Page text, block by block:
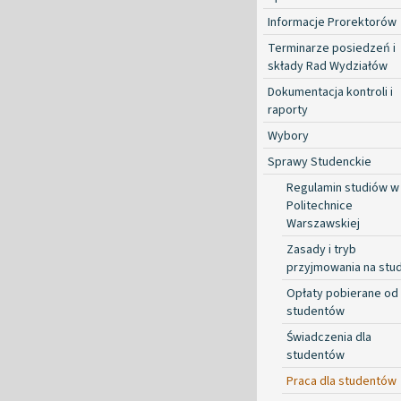
Informacje Prorektorów
Terminarze posiedzeń i
składy Rad Wydziałów
Dokumentacja kontroli i
raporty
Wybory
Sprawy Studenckie
Regulamin studiów w
Politechnice
Warszawskiej
Zasady i tryb
przyjmowania na
Opłaty pobierane od
studentów
Świadczenia dla
studentów
Praca dla studentów